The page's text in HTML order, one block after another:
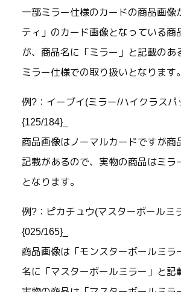
一部ミラー仕様のカードの商品画像
ティ」のカード画像となっている商
が、商品名に「ミラー」と記載のあ
ミラー仕様での取り扱いとなります。
例?：イーブイ(ミラー/ハイクラスパ
{125/184}_
商品画像はノーマルカードですが商
記載があるので、実物の商品はミラ
となります。
例?：ピカチュウ(マスターボールミ
{025/165}_
商品画像は「モンスターボールミラ
名に「マスターボールミラー」と記